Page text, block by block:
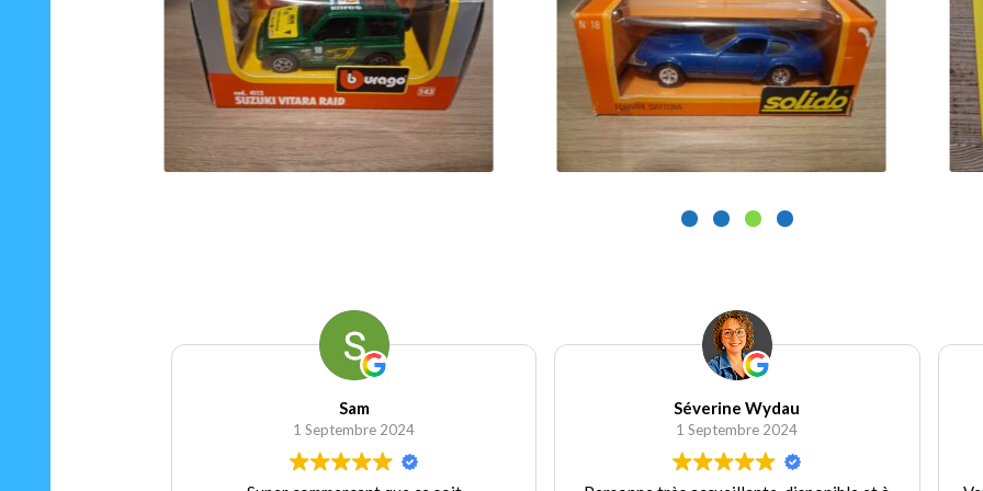
15.00€
Ajouter au panier
25.00 €
Ajouter au panier
Sam
1 Septembre 2024
Séverine Wydau
1 Septembre 2024